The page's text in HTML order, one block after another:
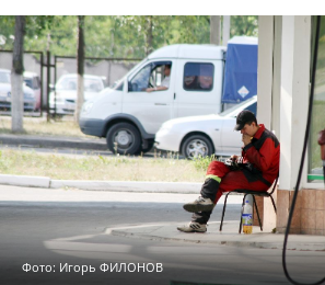
Фото: Игорь ФИЛОНОВ